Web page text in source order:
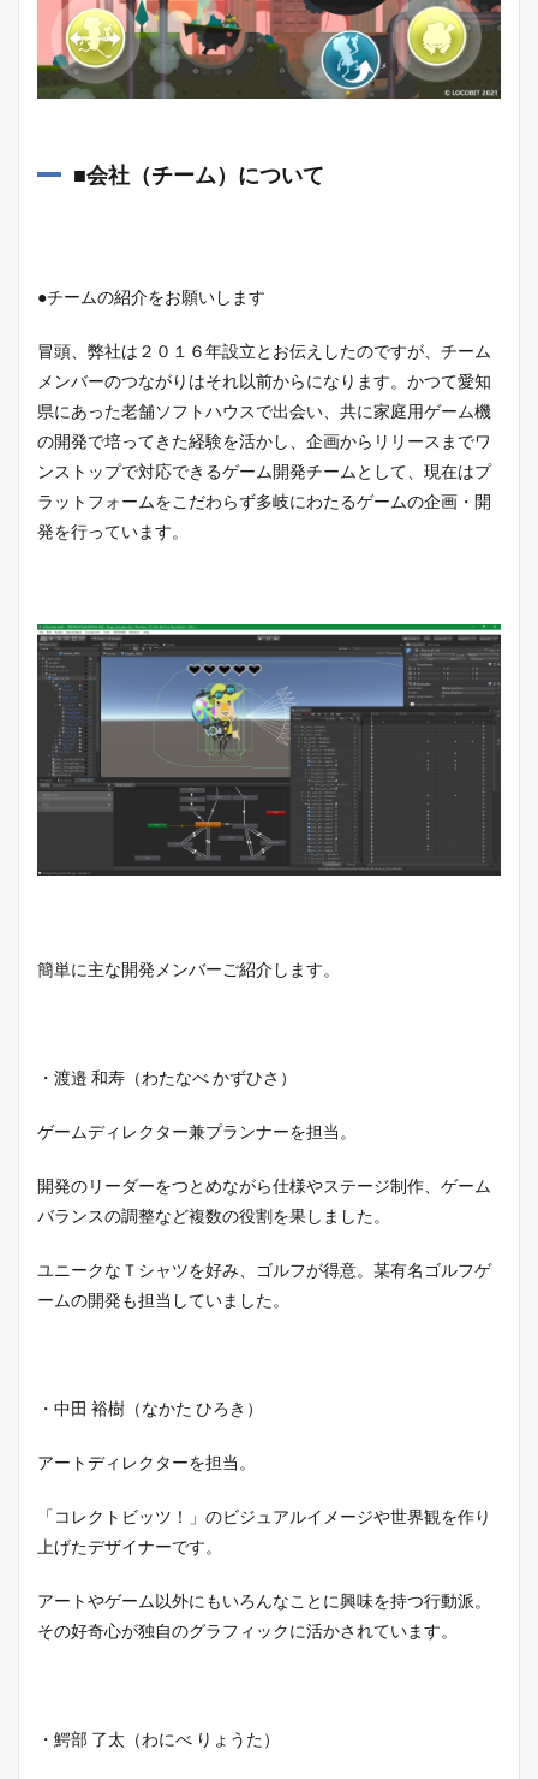
■会社（チーム）について
●チームの紹介をお願いします
冒頭、弊社は２０１６年設立とお伝えしたのですが、チーム
メンバーのつながりはそれ以前からになります。かつて愛知
県にあった老舗ソフトハウスで出会い、共に家庭用ゲーム機
の開発で培ってきた経験を活かし、企画からリリースまでワ
ンストップで対応できるゲーム開発チームとして、現在はプ
ラットフォームをこだわらず多岐にわたるゲームの企画・開
発を行っています。
簡単に主な開発メンバーご紹介します。
・渡邉 和寿（わたなべ かずひさ）
ゲームディレクター兼プランナーを担当。
開発のリーダーをつとめながら仕様やステージ制作、ゲーム
バランスの調整など複数の役割を果しました。
ユニークなＴシャツを好み、ゴルフが得意。某有名ゴルフゲ
ームの開発も担当していました。
・中田 裕樹（なかた ひろき）
アートディレクターを担当。
「コレクトビッツ！」のビジュアルイメージや世界観を作り
上げたデザイナーです。
アートやゲーム以外にもいろんなことに興味を持つ行動派。
その好奇心が独自のグラフィックに活かされています。
・鰐部 了太（わにべ りょうた）